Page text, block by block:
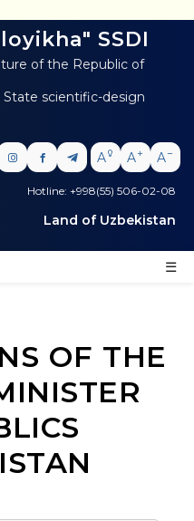
SSDI
of the Republic of
State scientific-design
A A A
Hotline: +998(55) 506-02-08
Land of Uzbekistan
☰
OF THE